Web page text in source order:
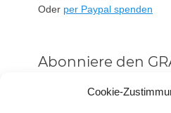
Cookie-
Oder per Paypal spenden
Abonniere den
Vorname oder ganzer Name